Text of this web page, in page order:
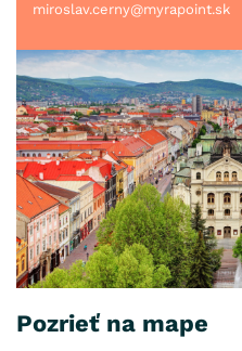
miroslav.cerny@myrapoint.sk
Pozrieť na mape